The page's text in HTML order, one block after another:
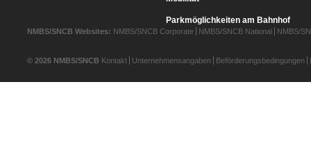
Parkmöglichkeiten am Bahnhof
NMBS/SNCB Websites: NMBS/SNCB Corporate NMBS/SNCB National NMBS/
© 2026 NMBS/SNCB Kontakt Unternehmensangaben Beförderungsbedingungen